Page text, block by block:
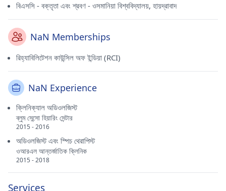
বিএসসি - বক্তৃতা এবং শ্রবণ - ওসমানিয়া বিশ্ববিদ্যালয়, হায়দ্রাবাদ
NaN Memberships
রিহ্যাবিলিটেশন কাউন্সিল অফ ইন্ডিয়া (RCI)
NaN Experience
ক্লিনিক্যাল অডিওলজিস্ট
ব্লুম সেন্সো হিয়ারিং সেন্টার
2015 - 2016
অডিওলজিস্ট এবং স্পিচ থেরাপিস্ট
ওআরএল আন্তর্জাতিক ক্লিনিক
2015 - 2018
Services